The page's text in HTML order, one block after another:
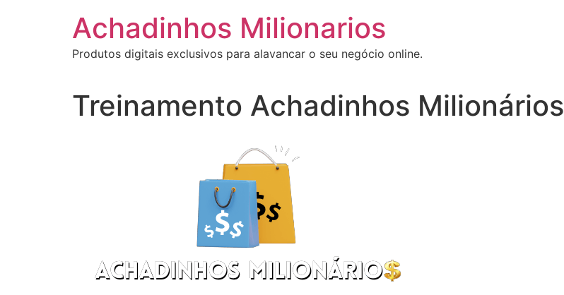
Achadinhos Milionarios
Produtos digitais exclusivos para alavancar o seu negócio online.
Treinamento Achadinhos Milionários